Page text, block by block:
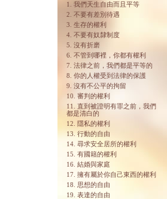
1. 我們天生自由而且平等
2. 不要有差別待遇
3. 生存的權利
4. 不要有奴隸制度
5. 沒有折磨
6. 不管到哪裡，你都有權利
7. 法律之前，我們都是平等的
8. 你的人權受到法律的保護
9. 沒有不公平的拘留
10. 審判的權利
11. 直到被證明有罪之前，我們
都是清白的
12. 隱私的權利
13. 行動的自由
14. 尋求安全居所的權利
15. 有國籍的權利
16. 結婚與家庭
17. 擁有屬於你自己東西的權利
18. 思想的自由
19. 表達的自由